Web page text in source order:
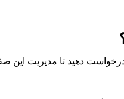
دهید تا مدیریت این